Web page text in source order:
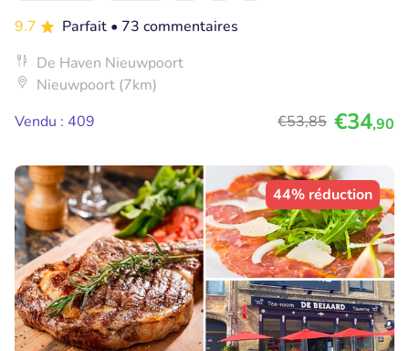
9.7
Parfait • 73 commentaires
De Haven Nieuwpoort
Nieuwpoort (7km)
Vendu : 409
€53,85 €34,90
44% réduction